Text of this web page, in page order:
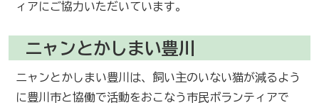
ィアにご協力いただいています。
ニャンとかしまい豊川
ニャンとかしまい豊川は、飼い主のいない猫が減るよう
に豊川市と協働で活動をおこなう市民ボランティアで